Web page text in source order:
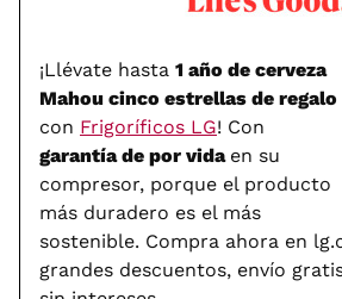
¡Llévate hasta 1 año de cerveza
Mahou cinco estrellas de regalo
con Frigoríficos LG! Con
garantía de por vida en su
compresor, porque el producto
más duradero es el más
sostenible. Compra ahora en
grandes descuentos, envío